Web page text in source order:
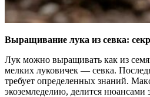
Выращивание лука из севка:
Лук можно выращивать как из
мелких луковичек — севка.
требует определенных знаний.
экоземледелию, делится нюансами